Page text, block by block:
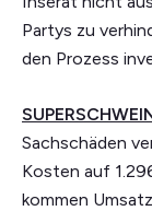
Partys zu
den Prozess
Sachschäden
Kosten auf
kommen